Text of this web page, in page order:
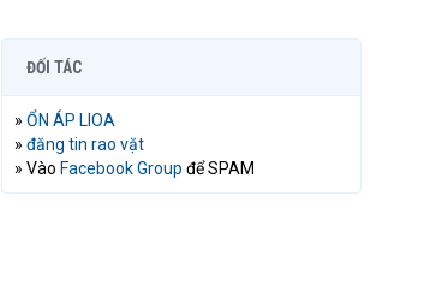
ĐỐI TÁC
» ỔN ÁP LIOA
» đăng tin rao vặt
» Vào Facebook Group để SPAM